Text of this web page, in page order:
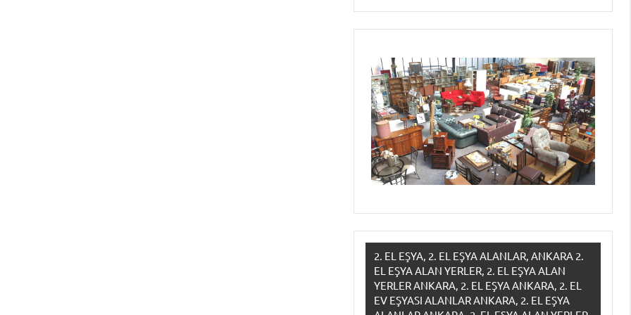
2. EL EŞYA, 2. EL EŞYA ALANLAR, ANKARA 2.
EL EŞYA ALAN YERLER, 2. EL EŞYA ALAN
YERLER ANKARA, 2. EL EŞYA ANKARA, 2. EL
EV EŞYASI ALANLAR ANKARA, 2. EL EŞYA